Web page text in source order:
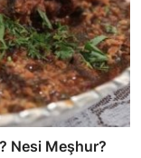
Nesi Meşhur?